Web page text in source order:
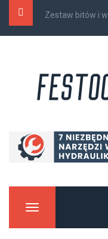
Zestaw bitów i
Manu